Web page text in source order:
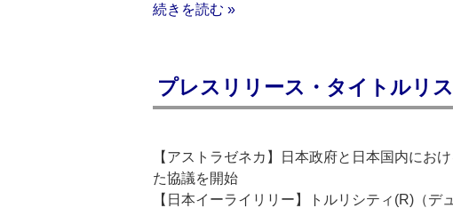
続きを読む »
プレスリリース・タイトルリ
【アストラゼネカ】日本政府と日本国内にお
た協議を開始
【日本イーライリリー】トルリシティ(R)（